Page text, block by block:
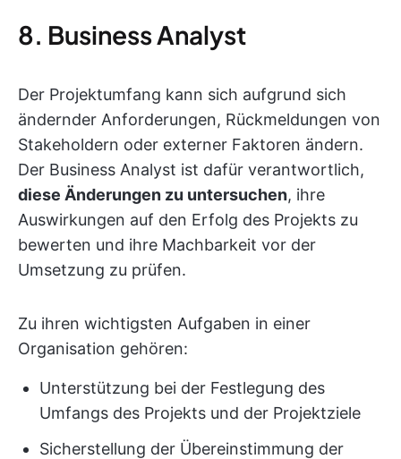
8. Business Analyst
Der Projektumfang kann sich aufgrund sich
ändernder Anforderungen, Rückmeldungen von
Stakeholdern oder externer Faktoren ändern.
Der Business Analyst ist dafür verantwortlich,
diese Änderungen zu untersuchen, ihre
Auswirkungen auf den Erfolg des Projekts zu
bewerten und ihre Machbarkeit vor der
Umsetzung zu prüfen.
Zu ihren wichtigsten Aufgaben in einer
Organisation gehören:
Unterstützung bei der Festlegung des
Umfangs des Projekts und der Projektziele
Sicherstellung der Übereinstimmung der